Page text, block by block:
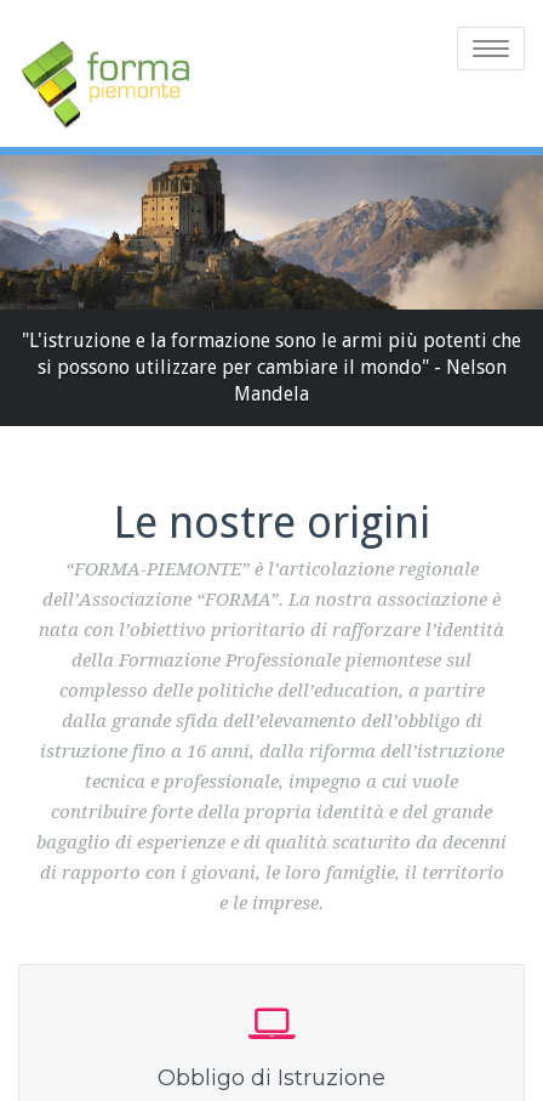
Toggle
"L'istruzione e la formazione sono le armi più potenti che
si possono utilizzare per cambiare il mondo" - Nelson
Mandela
Le nostre origini
“FORMA-PIEMONTE” è l’articolazione regionale
dell’Associazione “FORMA”. La nostra associazione è
nata con l’obiettivo prioritario di rafforzare l’identità
della Formazione Professionale piemontese sul
complesso delle politiche dell’education, a partire
dalla grande sfida dell’elevamento dell’obbligo di
istruzione fino a 16 anni, dalla riforma dell’istruzione
tecnica e professionale, impegno a cui vuole
contribuire forte della propria identità e del grande
bagaglio di esperienze e di qualità scaturito da decenni
di rapporto con i giovani, le loro famiglie, il territorio
e le imprese.
Obbligo di Istruzione